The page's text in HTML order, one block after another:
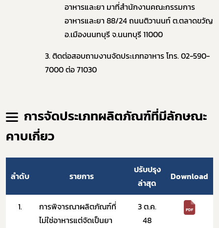
อาหารและยา มาที่สำนักงานคณะกรรมการ
อาหารและยา 88/24 ถนนติวานนท์ ต.ตลาดขวัญ
อ.เมืองนนทบุรี จ.นนทบุรี 11000
3. ติดต่อสอบถามงานจัดประเภทอาหาร โทร. 02-590-
7000 ต่อ 71030​ ​
การจัดประเภทผลิตภัณฑ์ที่มีลักษณะ
คาบเกี่ยว
ลำดับ รายการ
ปรับปรุง
ล่าสุด
Download
1.
การพิจารณาผลิตภัณฑ์ที่
ไม่ใช่อาหารแต่จัดเป็นยา
3 ต.ค.
48